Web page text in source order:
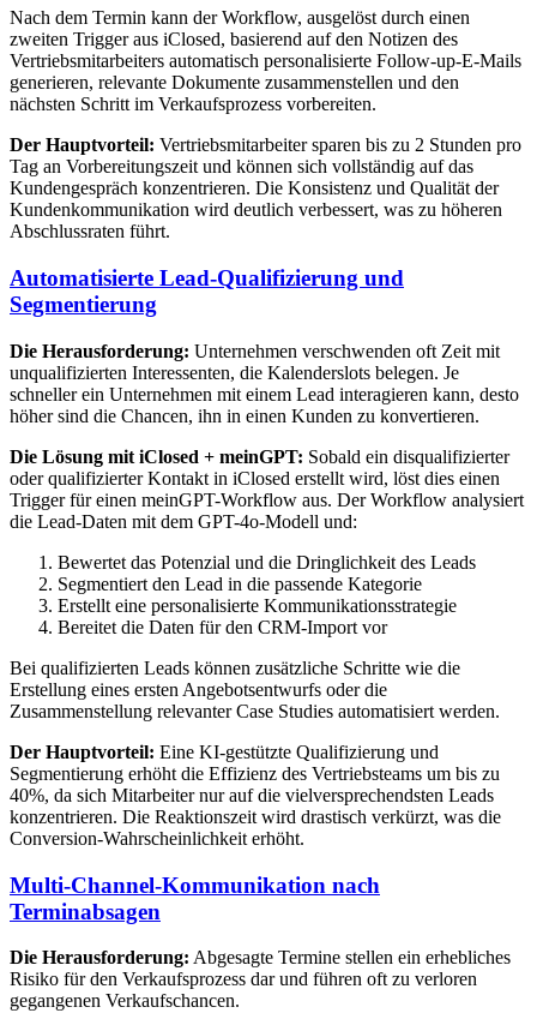
Nach dem Termin kann der Workflow, ausgelöst durch einen
zweiten Trigger aus iClosed, basierend auf den Notizen des
Vertriebsmitarbeiters automatisch personalisierte Follow-up-E-Mails
generieren, relevante Dokumente zusammenstellen und den
nächsten Schritt im Verkaufsprozess vorbereiten.
Der Hauptvorteil: Vertriebsmitarbeiter sparen bis zu 2 Stunden pro
Tag an Vorbereitungszeit und können sich vollständig auf das
Kundengespräch konzentrieren. Die Konsistenz und Qualität der
Kundenkommunikation wird deutlich verbessert, was zu höheren
Abschlussraten führt.
Automatisierte Lead-Qualifizierung und
Segmentierung
Die Herausforderung: Unternehmen verschwenden oft Zeit mit
unqualifizierten Interessenten, die Kalenderslots belegen. Je
schneller ein Unternehmen mit einem Lead interagieren kann, desto
höher sind die Chancen, ihn in einen Kunden zu konvertieren.
Die Lösung mit iClosed + meinGPT: Sobald ein disqualifizierter
oder qualifizierter Kontakt in iClosed erstellt wird, löst dies einen
Trigger für einen meinGPT-Workflow aus. Der Workflow analysiert
die Lead-Daten mit dem GPT-4o-Modell und:
Bewertet das Potenzial und die Dringlichkeit des Leads
Segmentiert den Lead in die passende Kategorie
Erstellt eine personalisierte Kommunikationsstrategie
Bereitet die Daten für den CRM-Import vor
Bei qualifizierten Leads können zusätzliche Schritte wie die
Erstellung eines ersten Angebotsentwurfs oder die
Zusammenstellung relevanter Case Studies automatisiert werden.
Der Hauptvorteil: Eine KI-gestützte Qualifizierung und
Segmentierung erhöht die Effizienz des Vertriebsteams um bis zu
40%, da sich Mitarbeiter nur auf die vielversprechendsten Leads
konzentrieren. Die Reaktionszeit wird drastisch verkürzt, was die
Conversion-Wahrscheinlichkeit erhöht.
Multi-Channel-Kommunikation nach
Terminabsagen
Die Herausforderung: Abgesagte Termine stellen ein erhebliches
Risiko für den Verkaufsprozess dar und führen oft zu verloren
gegangenen Verkaufschancen.